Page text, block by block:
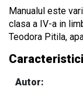
Manualul este
clasa a IV-a in
Teodora Pitila,
Caracteristici
Autor: